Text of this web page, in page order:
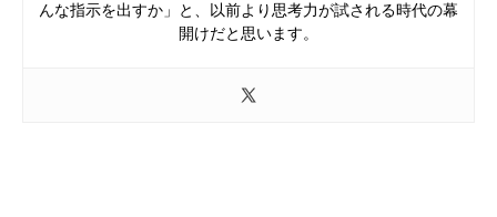
んな指示を出すか」と、以前より思考力が試される時代の幕
開けだと思います。